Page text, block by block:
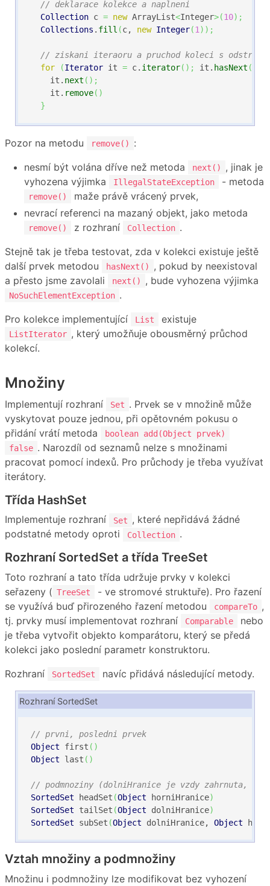
// deklarace kolekce a naplneni
Collection c = new ArrayList<Integer>(10) ;
Collections . fill (c, new Integer(1) ) ;
// ziskani iteraoru a pruchod koleci s
for
(Iterator it = c. iterator( ) ; it. hasNext (
    it.
next ( ) ;
    it.
remove( )
}
Pozor na metodu remove()
:
nesmí být volána dříve než metoda
next()
, jinak je
vyhozena výjimka
IllegalStateException - metoda
remove()
maže právě vrácený prvek,
nevrací referenci na mazaný objekt, jako metoda
remove() z rozhraní Collection .
Stejně tak je třeba testovat, zda v kolekci existuje ještě
další prvek metodou
hasNext()
, pokud by neexistoval
a přesto jsme zavolali
next() , bude vyhozena výjimka
NoSuchElementException .
Pro kolekce implementující
List existuje
ListIterator , který umožňuje obousměrný průchod
kolekcí.
Množiny
Implementují rozhraní Set . Prvek se v množině může
vyskytovat pouze jednou, při opětovném pokusu o
přidání vrátí metoda
boolean add(Object prvek)
false . Narozdíl od seznamů nelze s množinami
pracovat pomocí indexů. Pro průchody je třeba využívat
iterátory.
Třída HashSet
Implementuje rozhraní Set , které nepřidává žádné
podstatné metody oproti
Collection .
Rozhraní SortedSet a třída TreeSet
Toto rozhraní a tato třída udržuje prvky v kolekci
seřazeny ( TreeSet
- ve stromové struktuře). Pro řazení
se využívá buď přirozeného řazení metodou
compareTo ,
tj. prvky musí implementovat rozhraní
Comparable
nebo
je třeba vytvořit objekto komparátoru, který se předá
kolekci jako poslední parametr konstruktoru.
Rozhraní
SortedSet navíc přidává následující metody.
Rozhraní SortedSet
// prvni, posledni prvek
Object first ( )
Object last ( )
// podmnoziny (dolniHranice je vzdy zahrnuta,
SortedSet headSet (Object horniHranice)
SortedSet tailSet (Object dolniHranice)
SortedSet subSet (Object dolniHranice, Object
Vztah množiny a podmnožiny
Množinu i podmnožiny lze modifikovat bez vyhození